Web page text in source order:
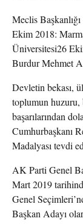
Meclis
Ekim 2018:
Üniversitesi26
Burdur Mehmet
Devletin bekası,
toplumun
başarılarından
Cumhurbaşkanı
Madalyası tevdi
AK Parti Genel
Mart 2019
Genel
Başkan Adayı